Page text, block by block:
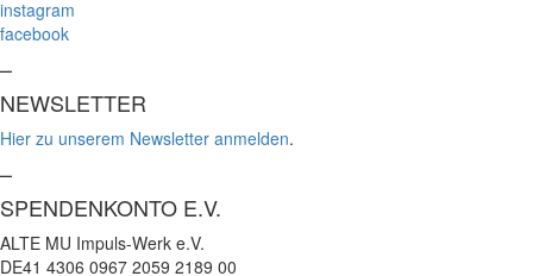
instagram
facebook
–
NEWSLETTER
Hier zu unserem Newsletter anmelden.
–
SPENDENKONTO E.V.
ALTE MU Impuls-Werk e.V.
DE41 4306 0967 2059 2189 00